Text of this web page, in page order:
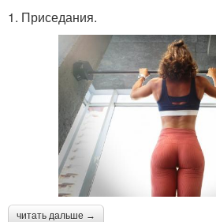
1. Приседания.
читать дальше →